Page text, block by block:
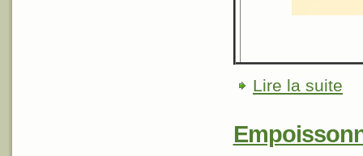
Lire la suite